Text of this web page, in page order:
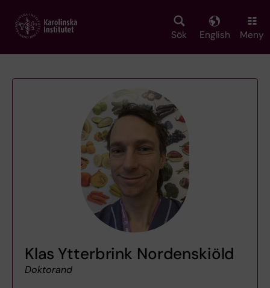
main
Sök English Meny
Klas Ytterbrink Nordenskiöld
Doktorand